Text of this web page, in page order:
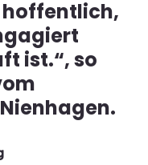
hoffentlich,
ist.“, so